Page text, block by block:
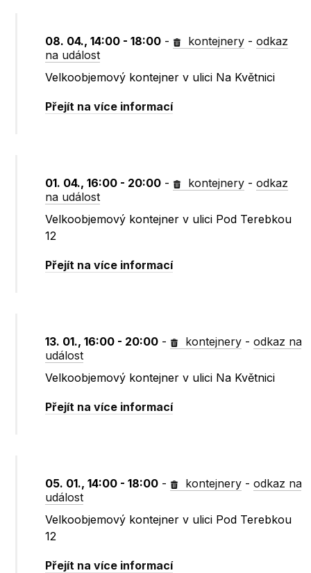
08. 04., 14:00 - 18:00 - kontejnery -odkaz
na událost
Velkoobjemový kontejner v ulici Na Květnici
Přejít na více informací
01. 04., 16:00 - 20:00 - kontejnery -odkaz
na událost
Velkoobjemový kontejner v ulici Pod Terebkou
12
Přejít na více informací
13. 01., 16:00 - 20:00 - kontejnery -odkaz na
událost
Velkoobjemový kontejner v ulici Na Květnici
Přejít na více informací
05. 01., 14:00 - 18:00 - kontejnery -odkaz na
událost
Velkoobjemový kontejner v ulici Pod Terebkou
12
Přejít na více informací